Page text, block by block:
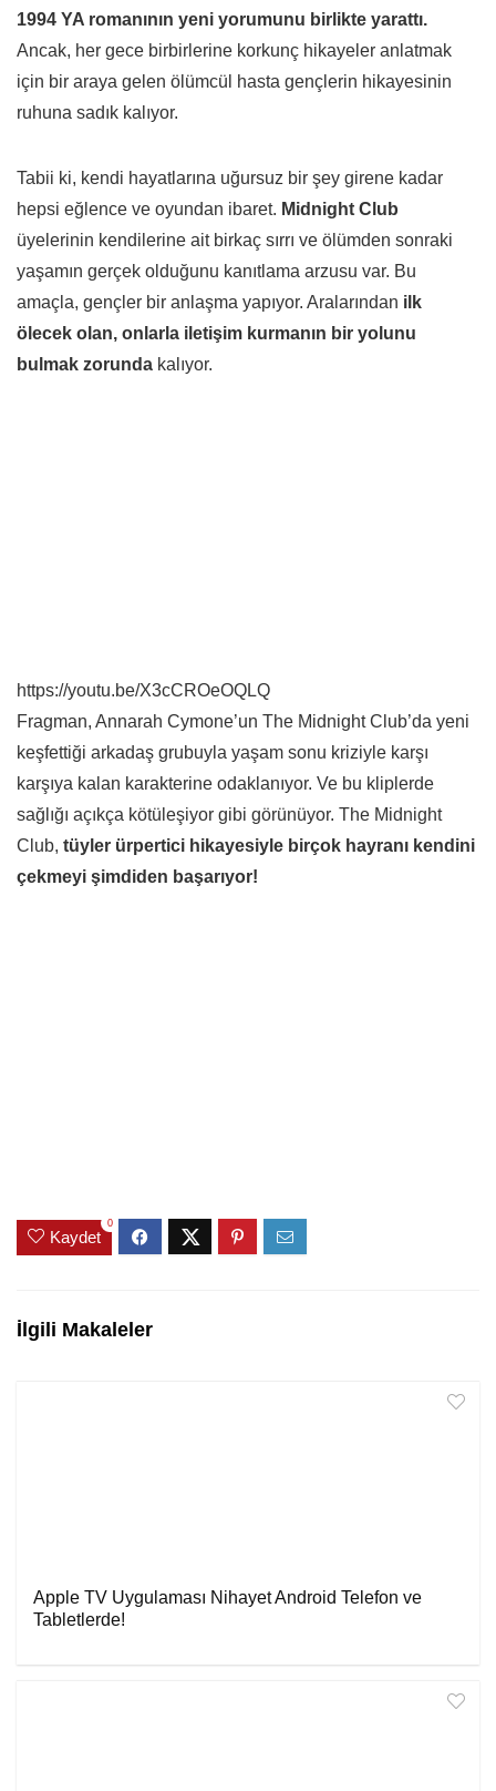
1994 YA romanının yeni yorumunu birlikte yarattı.
Ancak, her gece birbirlerine korkunç hikayeler anlatmak
için bir araya gelen ölümcül hasta gençlerin hikayesinin
ruhuna sadık kalıyor.
Tabii ki, kendi hayatlarına uğursuz bir şey girene kadar
hepsi eğlence ve oyundan ibaret. Midnight Club
üyelerinin kendilerine ait birkaç sırrı ve ölümden sonraki
yaşamın gerçek olduğunu kanıtlama arzusu var. Bu
amaçla, gençler bir anlaşma yapıyor. Aralarından ilk
ölecek olan, onlarla iletişim kurmanın bir yolunu
bulmak zorunda kalıyor.
https://youtu.be/X3cCROeOQLQ
Fragman, Annarah Cymone’un The Midnight Club’da yeni
keşfettiği arkadaş grubuyla yaşam sonu kriziyle karşı
karşıya kalan karakterine odaklanıyor. Ve bu kliplerde
sağlığı açıkça kötüleşiyor gibi görünüyor. The Midnight
Club, tüyler ürpertici hikayesiyle birçok hayranı kendini
çekmeyi şimdiden başarıyor!
Kaydet
0
İlgili Makaleler
Apple TV Uygulaması Nihayet Android Telefon ve
Tabletlerde!